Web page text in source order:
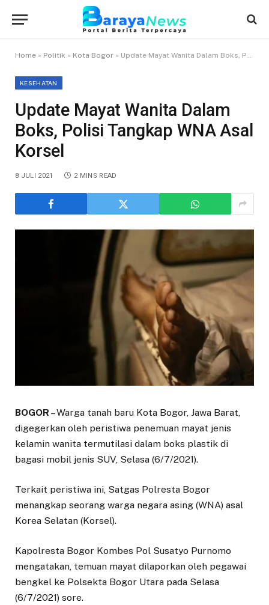
Home » Politik » Kota Bogor » Update Mayat Wanita Dalam Boks, Polisi Tangkap WNA Asal Korsel
KESEHATAN
Update Mayat Wanita Dalam
Boks, Polisi Tangkap WNA Asal
Korsel
8 JULI 2021 2 MINS READ
BOGOR – Warga tanah baru Kota Bogor, Jawa Barat,
digegerkan oleh peristiwa penemuan mayat jenis
kelamin wanita termutilasi dalam boks plastik di
bagasi mobil jenis SUV, Selasa (6/7/2021).
Terkait peristiwa ini, Satgas Polresta Bogor
menangkap seorang warga negara asing (WNA) asal
Korea Selatan (Korsel).
Kapolresta Bogor Kombes Pol Susatyo Purnomo
mengatakan, temuan mayat dilaporkan oleh pegawai
bengkel ke Polsekta Bogor Utara pada Selasa
(6/7/2021) sore.